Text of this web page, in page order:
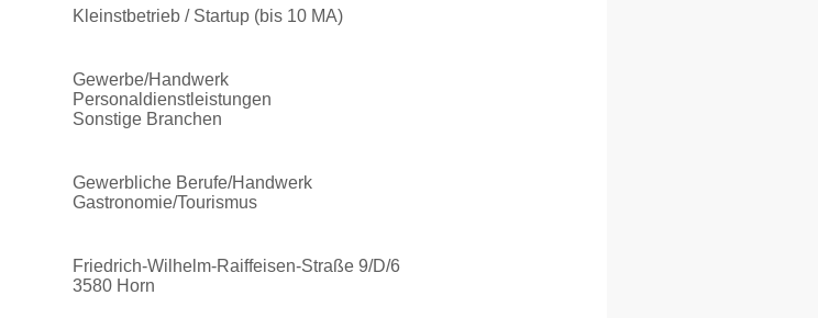
Kleinstbetrieb / Startup (bis 10 MA)
Gewerbe/Handwerk
Personaldienstleistungen
Sonstige Branchen
Gewerbliche Berufe/Handwerk
Gastronomie/Tourismus
Friedrich-Wilhelm-Raiffeisen-Straße 9/D/6
3580 Horn